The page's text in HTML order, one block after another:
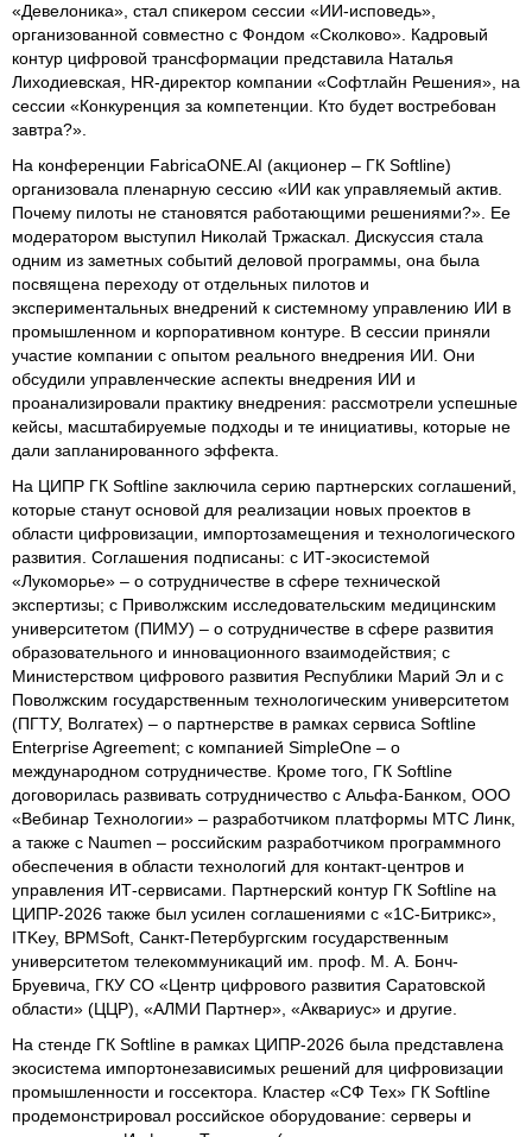
«Девелоника», стал спикером сессии «ИИ-исповедь»,
организованной совместно с Фондом «Сколково». Кадровый
контур цифровой трансформации представила Наталья
Лиходиевская, HR-директор компании «Софтлайн Решения», на
сессии «Конкуренция за компетенции. Кто будет востребован
завтра?».
На конференции FabricaONE.AI (акционер – ГК Softline)
организовала пленарную сессию «ИИ как управляемый актив.
Почему пилоты не становятся работающими решениями?». Ее
модератором выступил Николай Тржаскал. Дискуссия стала
одним из заметных событий деловой программы, она была
посвящена переходу от отдельных пилотов и
экспериментальных внедрений к системному управлению ИИ в
промышленном и корпоративном контуре. В сессии приняли
участие компании с опытом реального внедрения ИИ. Они
обсудили управленческие аспекты внедрения ИИ и
проанализировали практику внедрения: рассмотрели успешные
кейсы, масштабируемые подходы и те инициативы, которые не
дали запланированного эффекта.
На ЦИПР ГК Softline заключила серию партнерских соглашений,
которые станут основой для реализации новых проектов в
области цифровизации, импортозамещения и технологического
развития. Соглашения подписаны: с ИТ-экосистемой
«Лукоморье» – о сотрудничестве в сфере технической
экспертизы; с Приволжским исследовательским медицинским
университетом (ПИМУ) – о сотрудничестве в сфере развития
образовательного и инновационного взаимодействия; с
Министерством цифрового развития Республики Марий Эл и с
Поволжским государственным технологическим университетом
(ПГТУ, Волгатех) – о партнерстве в рамках сервиса Softline
Enterprise Agreement; с компанией SimpleOne – о
международном сотрудничестве. Кроме того, ГК Softline
договорилась развивать сотрудничество с Альфа-Банком, ООО
«Вебинар Технологии» – разработчиком платформы МТС Линк,
а также с Naumen – российским разработчиком программного
обеспечения в области технологий для контакт-центров и
управления ИТ-сервисами. Партнерский контур ГК Softline на
ЦИПР-2026 также был усилен соглашениями с «1С-Битрикс»,
ITKey, BPMSoft, Санкт-Петербургским государственным
университетом телекоммуникаций им. проф. М. А. Бонч-
Бруевича, ГКУ СО «Центр цифрового развития Саратовской
области» (ЦЦР), «АЛМИ Партнер», «Аквариус» и другие.
На стенде ГК Softline в рамках ЦИПР-2026 была представлена
экосистема импортонезависимых решений для цифровизации
промышленности и госсектора. Кластер «СФ Тех» ГК Softline
продемонстрировал российское оборудование: серверы и